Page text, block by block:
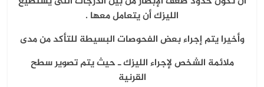
الليزك أن يتعامل معها .
وأخيرا يتم إجراء بعض الفحوصات البسيطة للتأكد من مدى
ملائمة الشخص لإجراء الليزك ـ حيث يتم تصوير سطح
القرنية